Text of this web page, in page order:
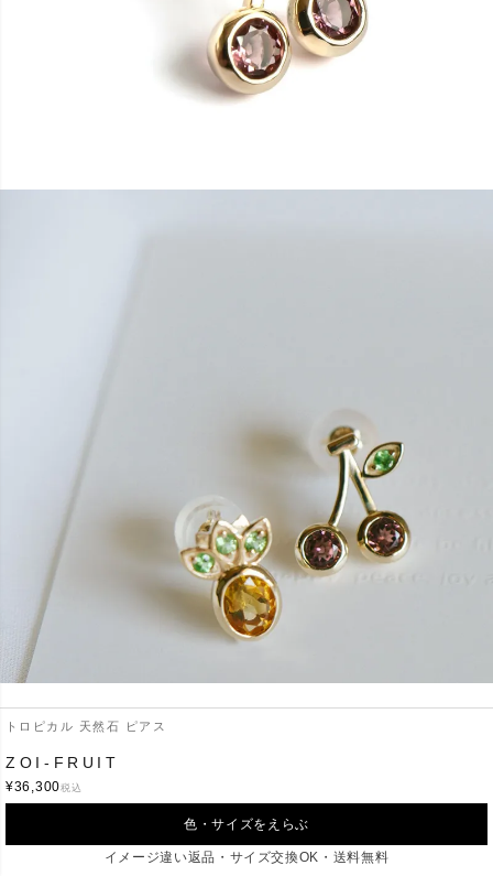
トロピカル 天然石 ピアス
ZOI-FRUIT
¥36,300税込
色・サイズをえらぶ
イメージ違い返品・サイズ交換OK・送料無料
素材
パイン：シトリン・グリーンガーネット
チェリー：ピンクトルマリン・グリーンガーネット
パイン：W8.7mm x H9.7mm
チェリー：W10mm x H11mm